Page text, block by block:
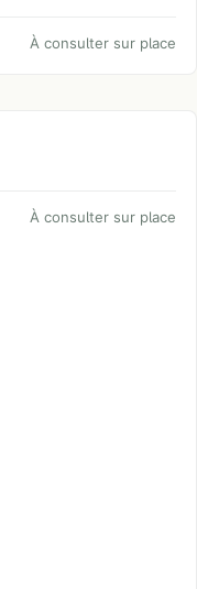
À consulter sur place
À consulter sur place